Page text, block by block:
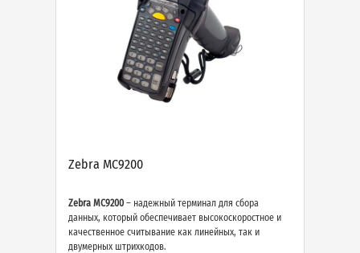
Zebra MC9200
Zebra MC9200 – надежный терминал для сбора
данных, который обеспечивает высокоскоростное и
качественное считывание как линейных, так и
двумерных штрихкодов.